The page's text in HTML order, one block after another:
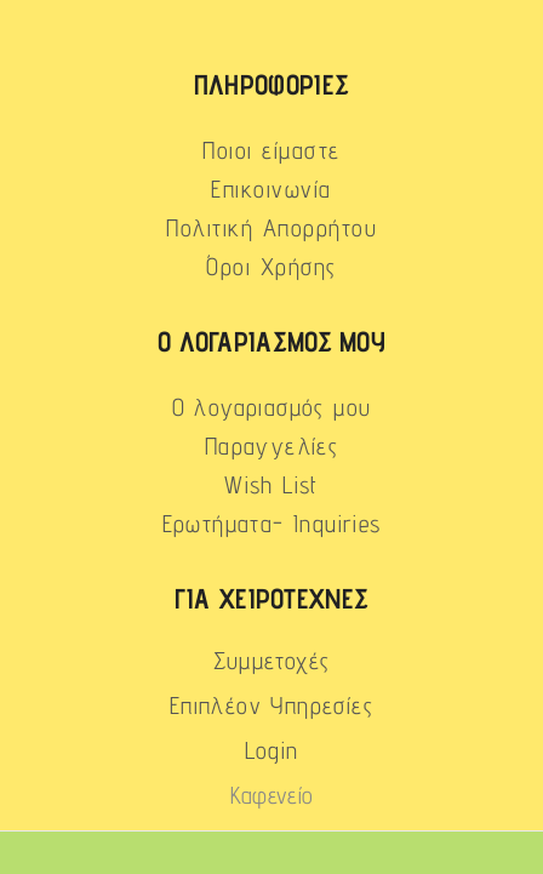
ΠΛΗΡΟΦΟΡΊΕΣ
Ποιοι είμαστε
Επικοινωνία
Πολιτική Απορρήτου
Όροι Χρήσης
Ο ΛΟΓΑΡΙΑΣΜΌΣ ΜΟΥ
Ο λογαριασμός μου
Παραγγελίες
Wish List
Ερωτήματα- Inquiries
ΓΙΑ ΧΕΙΡΟΤΈΧΝΕΣ
Συμμετοχές
Επιπλέον Υπηρεσίες
Login
Καφενείο